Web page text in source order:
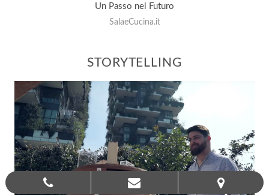
Un Passo nel Futuro
SalaeCucina.it
STORYTELLING